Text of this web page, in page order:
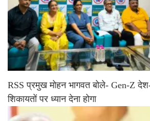
RSS प्रमुख मोहन भागवत बोले- Gen-Z देश-
शिकायतों पर ध्यान देना होगा